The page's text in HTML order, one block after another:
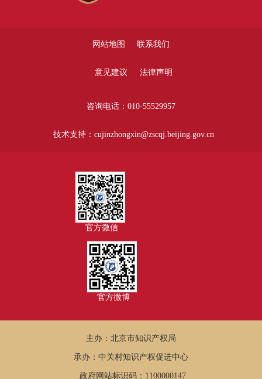
网站地图 联系我们
意见建议 法律声明
咨询电话：010-55529957
技术支持：cujinzhongxin@zscqj.beijing.gov.cn
官方微信
官方微博
主办：北京市知识产权局
承办：中关村知识产权促进中心
政府网站标识码：1100000147